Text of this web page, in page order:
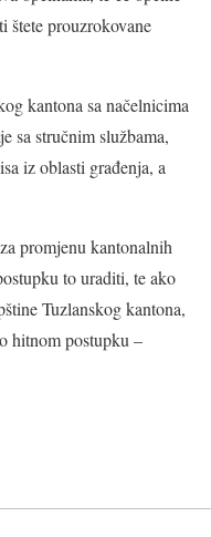
štete prouzrokovane
kantona sa načelnicima
sa stručnim službama,
iz oblasti građenja, a
promjenu kantonalnih
to uraditi, te ako
Tuzlanskog kantona,
hitnom postupku –